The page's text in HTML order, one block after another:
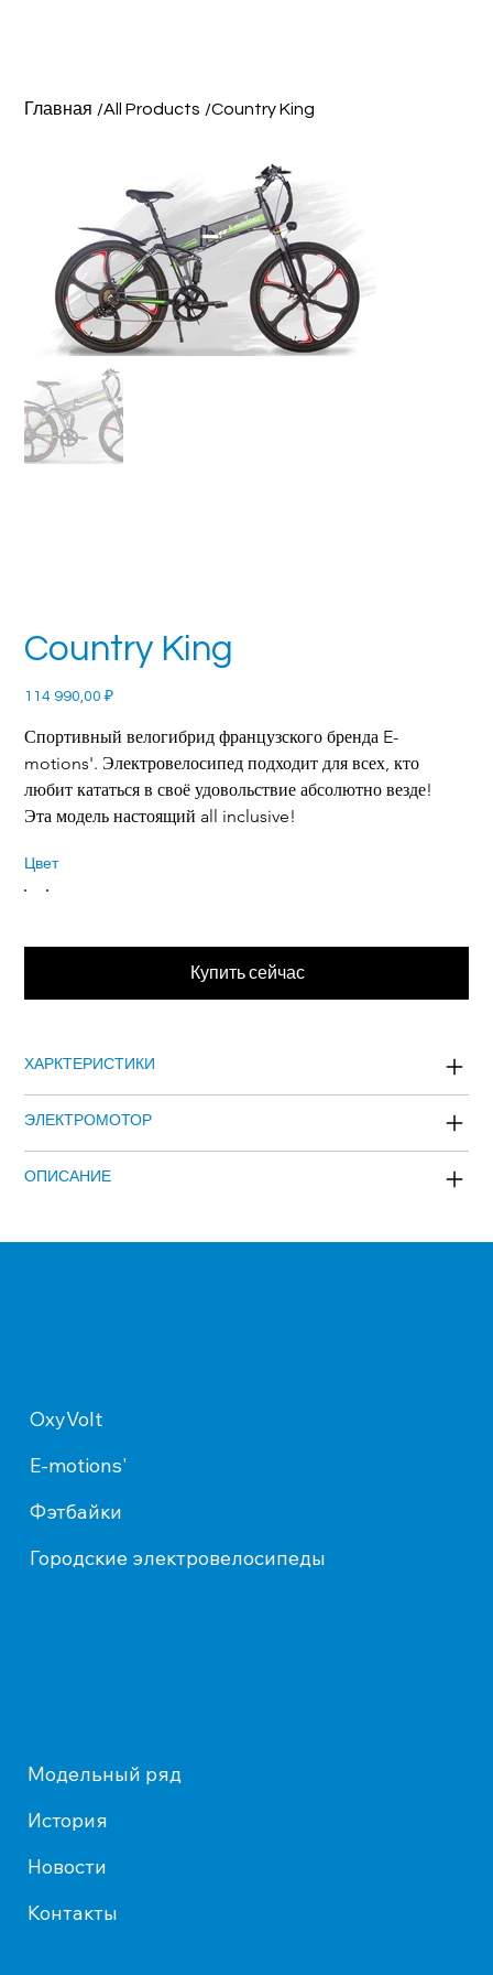
Главная /All Products /Country King
Country King
Цена
114 990,00 ₽
Спортивный велогибрид французского бренда E-
motions'. Электровелосипед подходит для всех, кто
любит кататься в своё удовольствие абсолютно везде!
Эта модель настоящий all inclusive!
Цвет
Купить сейчас
ХАРКТЕРИСТИКИ
ЭЛЕКТРОМОТОР
ОПИСАНИЕ
OxyVolt
E-motions'
Фэтбайки
Городские электровелосипеды
Модельный ряд
История
Новости
Контакты